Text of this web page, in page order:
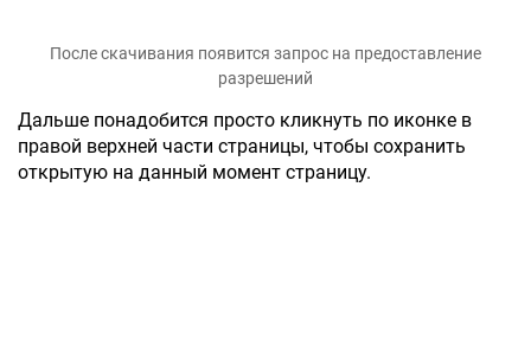
После скачивания появится запрос на предоставление
разрешений
Дальше понадобится просто кликнуть по иконке в
правой верхней части страницы, чтобы сохранить
открытую на данный момент страницу.